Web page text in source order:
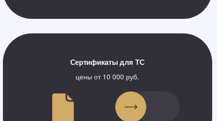
Сертификаты для ТС
цены от 10 000 руб.